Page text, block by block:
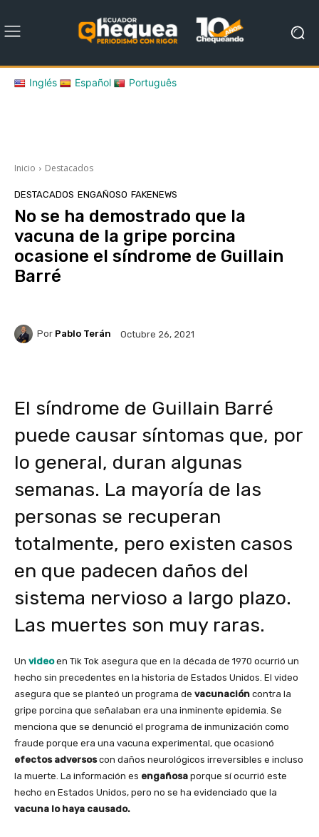
Inglés Español Português
Inicio Destacados
DESTACADOS ENGAÑOSO FAKENEWS
No se ha demostrado que la
vacuna de la gripe porcina
ocasione el síndrome de Guillain
Barré
Por Pablo Terán Octubre 26, 2021
El síndrome de Guillain Barré
puede causar síntomas que, por
lo general, duran algunas
semanas. La mayoría de las
personas se recuperan
totalmente, pero existen casos
en que padecen daños del
sistema nervioso a largo plazo.
Las muertes son muy raras.
Un videoen Tik Tok asegura que en la década de 1970 ocurrió un
hecho sin precedentes en la historia de Estados Unidos. El video
asegura que se planteó un programa de vacunación contra la
gripe porcina que señalaban era una inminente epidemia. Se
menciona que se denunció el programa de inmunización como
fraude porque era una vacuna experimental, que ocasionó
efectos adversoscon daños neurológicos irreversibles e incluso
la muerte. La información es engañosa porque sí ocurrió este
hecho en Estados Unidos, pero no se ha evidenciado que la
vacuna lo haya causado.